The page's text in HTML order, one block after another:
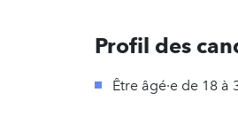
Profil des
Être âgé·e de 18 à